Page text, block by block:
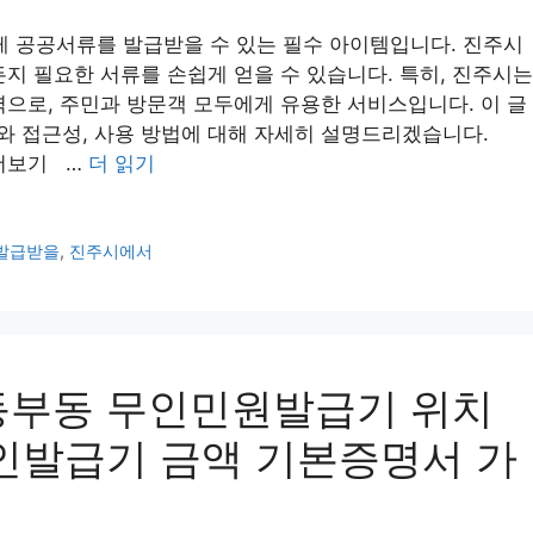
공공서류를 발급받을 수 있는 필수 아이템입니다. 진주시
필요한 서류를 손쉽게 얻을 수 있습니다. 특히, 진주시는
로, 주민과 방문객 모두에게 유용한 서비스입니다. 이 글
접근성, 사용 방법에 대해 자세히 설명드리겠습니다.
보기 … 더 읽기
급받을, 진주시에서
동 무인민원발급기 위치
발급기 금액 기본증명서 가